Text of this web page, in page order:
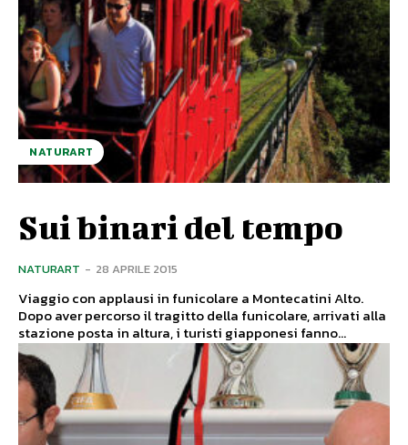
NATURART
Sui binari del tempo
NATURART - 28 APRILE 2015
Viaggio con applausi in funicolare a Montecatini Alto.
Dopo aver percorso il tragitto della funicolare, arrivati alla
stazione posta in altura, i turisti giapponesi fanno...